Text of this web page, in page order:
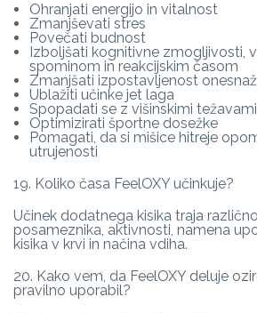
Ohranjati energijo in vitalnost
Zmanjševati stres
Povečati budnost
Izboljšati kognitivne zmogljivosti,
spominom in reakcijskim časom
Zmanjšati izpostavljenost
Ublažiti učinke jet laga
Spopadati se z višinskimi težavami
Optimizirati športne dosežke
Pomagati, da si mišice hitreje
utrujenosti
19. Koliko časa FeelOXY učinkuje?
Učinek dodatnega kisika traja
posameznika, aktivnosti, namena
kisika v krvi in načina vdiha.
20. Kako vem, da FeelOXY deluje
pravilno uporabil?